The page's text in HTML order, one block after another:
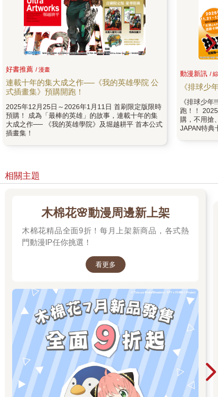
好書推薦 / 漫畫
連載十年的集大成之作──《我的英雄學院 公
式插畫集》預購開跑！
2025年12月25日～2026年1月11日 首刷限定版限時
預購！ 成為「最棒的英雄」的故事，連載十年的集
大成之作── 《我的英雄學院》及堀越耕平 首本公式
插畫集！
動漫新訊 /
《排球少
《排球少
跑！！
購，不用搶
JAPAN特典
相關主題
木棉花🌸動漫周邊新上架
木棉花精品全面9折！每月上架新商品，各式熱
門動漫IP任你挑選！
看更多